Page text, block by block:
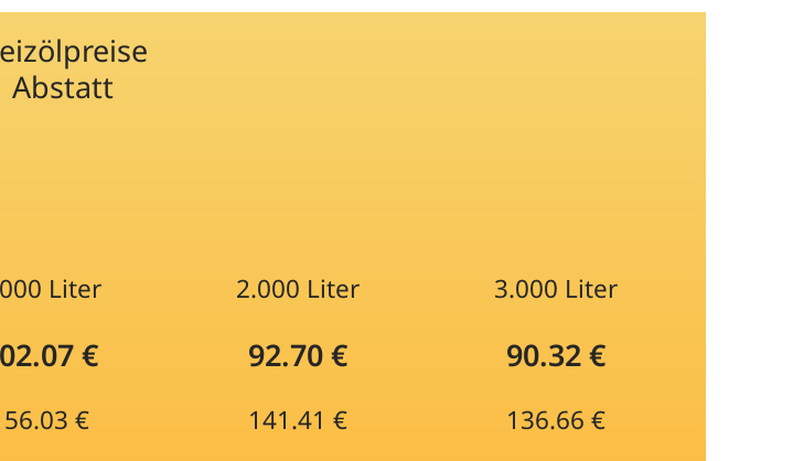
Abstatt
Liter 2.000 Liter
3.000 Liter
€ 92.70 € 90.32 €
€ 141.41 €
136.66 €